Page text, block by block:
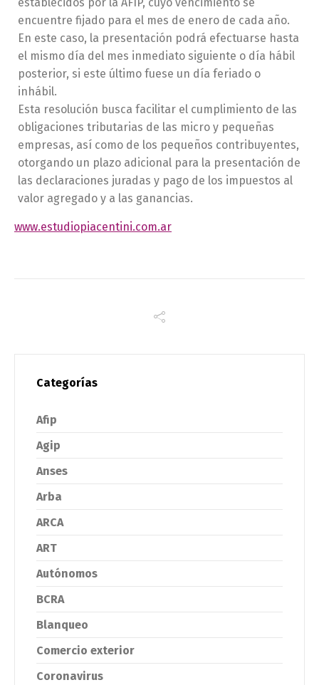
encuentre fijado para el mes de enero de cada año.
En este caso, la presentación podrá efectuarse hasta
el mismo día del mes inmediato siguiente o día hábil
posterior, si este último fuese un día feriado o
inhábil.
Esta resolución busca facilitar el cumplimiento de las
obligaciones tributarias de las micro y pequeñas
empresas, así como de los pequeños contribuyentes,
otorgando un plazo adicional para la presentación de
las declaraciones juradas y pago de los impuestos al
valor agregado y a las ganancias.
www.estudiopiacentini.com.ar
Categorías
Afip
Agip
Anses
Arba
ARCA
ART
Autónomos
BCRA
Blanqueo
Comercio exterior
Coronavirus